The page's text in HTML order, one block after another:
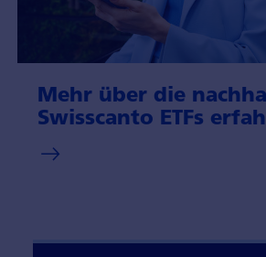
Mehr über die
Swisscanto ETFs